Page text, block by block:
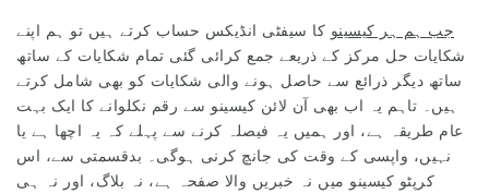
جب ہم ہر کیسینو کا سیفٹی انڈیکس حساب کرتے ہیں تو ہم اپنے
شکایات حل مرکز کے ذریعے جمع کرائی گئی تمام شکایات کے ساتھ
ساتھ دیگر ذرائع سے حاصل ہونے والی شکایات کو بھی شامل کرتے
ہیں۔ تاہم یہ اب بھی آن لائن کیسینو سے رقم نکلوانے کا ایک بہت
عام طریقہ ہے، اور ہمیں یہ فیصلہ کرنے سے پہلے کہ یہ اچھا ہے یا
نہیں، واپسی کے وقت کی جانچ کرنی ہوگی۔ بدقسمتی سے، اس
کرپٹو کیسینو میں نہ خبریں والا صفحہ ہے، نہ بلاگ، اور نہ ہی